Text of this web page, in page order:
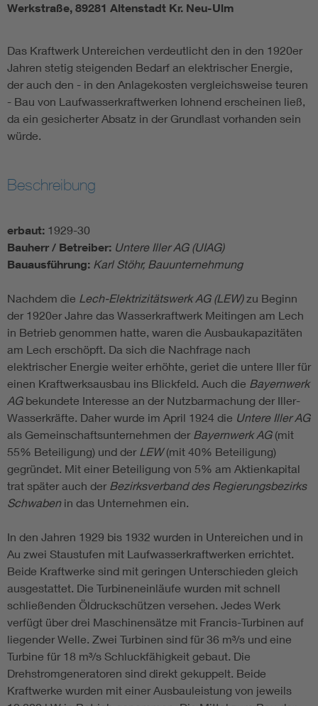
Werkstraße, 89281 Altenstadt Kr. Neu-Ulm
Das Kraftwerk Untereichen verdeutlicht den in den 1920er
Jahren stetig steigenden Bedarf an elektrischer Energie,
der auch den - in den Anlagekosten vergleichsweise teuren
- Bau von Laufwasserkraftwerken lohnend erscheinen ließ,
da ein gesicherter Absatz in der Grundlast vorhanden sein
würde.
Beschreibung
erbaut: 1929-30
Bauherr / Betreiber: Untere Iller AG (UIAG)
Bauausführung: Karl Stöhr, Bauunternehmung
Nachdem die Lech-Elektrizitätswerk AG (LEW)zu Beginn
der 1920er Jahre das Wasserkraftwerk Meitingen am Lech
in Betrieb genommen hatte, waren die Ausbaukapazitäten
am Lech erschöpft. Da sich die Nachfrage nach
elektrischer Energie weiter erhöhte, geriet die untere Iller für
einen Kraftwerksausbau ins Blickfeld. Auch die Bayernwerk
AGbekundete Interesse an der Nutzbarmachung der Iller-
Wasserkräfte. Daher wurde im April 1924 die Untere Iller AG
als Gemeinschaftsunternehmen der Bayernwerk AG(mit
55% Beteiligung) und der LEW(mit 40% Beteiligung)
gegründet. Mit einer Beteiligung von 5% am Aktienkapital
trat später auch der Bezirksverband des Regierungsbezirks
Schwabenin das Unternehmen ein.
In den Jahren 1929 bis 1932 wurden in Untereichen und in
Au zwei Staustufen mit Laufwasserkraftwerken errichtet.
Beide Kraftwerke sind mit geringen Unterschieden gleich
ausgestattet. Die Turbineneinläufe wurden mit schnell
schließenden Öldruckschützen versehen. Jedes Werk
verfügt über drei Maschinensätze mit Francis-Turbinen auf
liegender Welle. Zwei Turbinen sind für 36 m³/s und eine
Turbine für 18 m³/s Schluckfähigkeit gebaut. Die
Drehstromgeneratoren sind direkt gekuppelt. Beide
Kraftwerke wurden mit einer Ausbauleistung von jeweils